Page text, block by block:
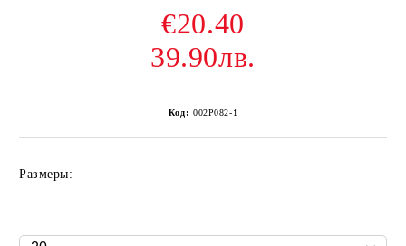
€20.40
39.90лв.
Код: 002P082-1
Размеры: